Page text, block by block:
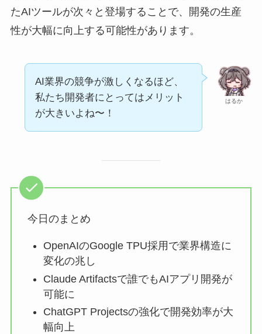
たAIツールが次々と登場することで、開発の生産
性が大幅に向上する可能性があります。
はるか
AI業界の競争が激しくなるほど、
私たち開発者にとってはメリット
が大きいよね〜！
今日のまとめ
OpenAIのGoogle TPU採用で業界構造に
変化の兆し
Claude Artifactsで誰でもAIアプリ開発が
可能に
ChatGPT Projectsの強化で開発効率が大
幅向上